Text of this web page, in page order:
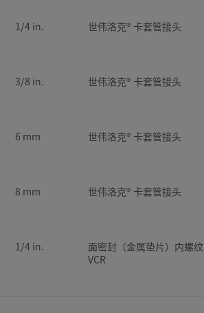
1/4 in. 世伟洛克® 卡套管接头
3/8 in. 世伟洛克® 卡套管接头
6 mm 世伟洛克® 卡套管接头
8 mm 世伟洛克® 卡套管接头
1/4 in.
面密封（金属垫片）内螺纹
VCR